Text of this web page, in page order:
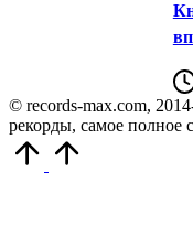
© records-max.com,
рекорды, самое полное